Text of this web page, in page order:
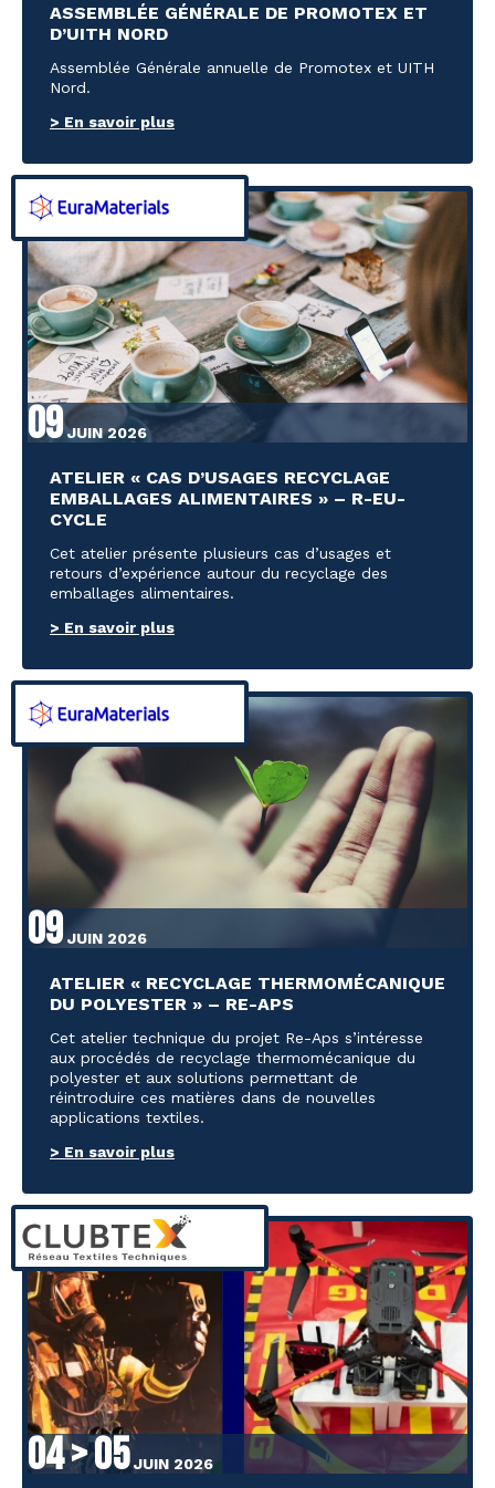
ASSEMBLÉE GÉNÉRALE DE PROMOTEX ET
D’UITH NORD
Assemblée Générale annuelle de Promotex et UITH
Nord.
> En savoir plus
09JUIN 2026
ATELIER « CAS D’USAGES RECYCLAGE
EMBALLAGES ALIMENTAIRES » – R-EU-
CYCLE
Cet atelier présente plusieurs cas d’usages et
retours d’expérience autour du recyclage des
emballages alimentaires.
> En savoir plus
09 JUIN 2026
ATELIER « RECYCLAGE THERMOMÉCANIQUE
DU POLYESTER » – RE-APS
Cet atelier technique du projet Re-Aps s’intéresse
aux procédés de recyclage thermomécanique du
polyester et aux solutions permettant de
réintroduire ces matières dans de nouvelles
applications textiles.
> En savoir plus
04 > 05JUIN 2026